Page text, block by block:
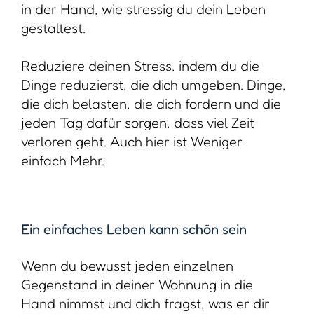
in der Hand, wie stressig du dein Leben
gestaltest.
Reduziere deinen Stress, indem du die
Dinge reduzierst, die dich umgeben. Dinge,
die dich belasten, die dich fordern und die
jeden Tag dafür sorgen, dass viel Zeit
verloren geht. Auch hier ist Weniger
einfach Mehr.
Ein einfaches Leben kann schön sein
Wenn du bewusst jeden einzelnen
Gegenstand in deiner Wohnung in die
Hand nimmst und dich fragst, was er dir